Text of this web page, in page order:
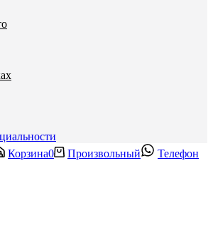
Корзина0 Произвольный Телефон